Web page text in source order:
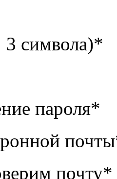
символа)*
пароля*
почты
почту*